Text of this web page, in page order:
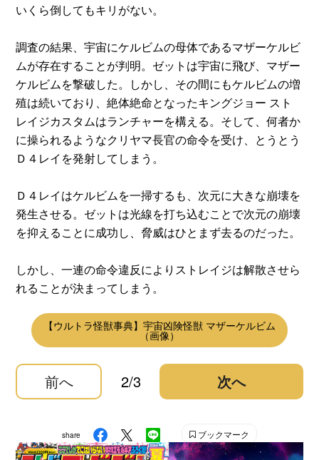
いくら倒してもキリがない。
調査の結果、宇宙にケルビムの母体であるマザーケルビ
ムが存在することが判明。ゼットは宇宙に飛び、マザー
ケルビムを撃破した。しかし、その間にもケルビムの増
殖は続いており、絶体絶命となったキングジョー スト
レイジカスタムはランチャーを構える。そして、何者か
に操られるようなクリヤマ長官の命令を受け、とうとう
Ｄ４レイを発射してしまう。
Ｄ４レイはケルビムを一掃するも、次元に大きな崩壊を
発生させる。ゼットは光線を打ち込むことで次元の崩壊
を抑えることに成功し、脅威はひとまず去るのだった。
しかし、一連の命令違反によりストレイジは解散させら
れることが決まってしまう。
【ウルトラ怪獣事典】宇宙凶険怪獣 マザーケルビム
（画像）
前へ 2/3 次へ
share ブックマーク